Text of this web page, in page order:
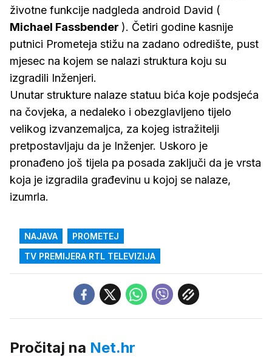
životne funkcije nadgleda android David (
Michael Fassbender ). Četiri godine kasnije
putnici Prometeja stižu na zadano odredište, pust
mjesec na kojem se nalazi struktura koju su
izgradili Inženjeri.
Unutar strukture nalaze statuu bića koje podsjeća
na čovjeka, a nedaleko i obezglavljeno tijelo
velikog izvanzemaljca, za kojeg istražitelji
pretpostavljaju da je Inženjer. Uskoro je
pronađeno još tijela pa posada zaključi da je vrsta
koja je izgradila građevinu u kojoj se nalaze,
izumrla.
NAJAVA
PROMETEJ
TV PREMIJERA RTL TELEVIZIJA
Pročitaj na Net.hr